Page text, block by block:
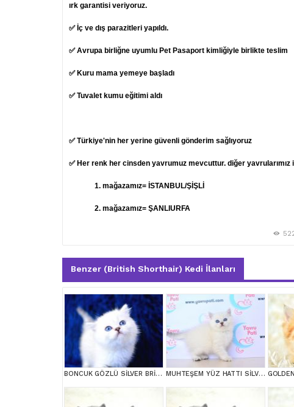
ırk garantisi veriyoruz.
✅ İç ve dış parazitleri yapıldı.
✅ Avrupa birliğne uyumlu Pet Pasaport kimliğiyle birlikte teslim
✅ Kuru mama yemeye başladı
✅ Tuvalet kumu eğitimi aldı
✅ Türkiye'nin her yerine güvenli gönderim sağlıyoruz
✅ Her renk her cinsden yavrumuz mevcuttur. diğer
1. mağazamız= İSTANBUL/ŞİŞLİ
2. mağazamız= ŞANLIURFA
Benzer (British Shorthair) Kedi İlanları
BONCUK GÖZLÜ SİLVER BRİTİSH SHORTHAİR NS1133 MUHTEŞEM YÜZ HATTI SİLVER BRİTİSH SHORTHAİR NS1133